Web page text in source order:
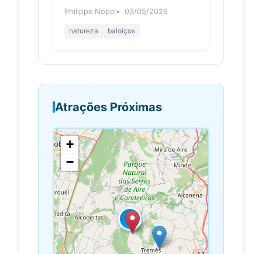
Philippe Nopel 03/05/2026
natureza baloiços
Atrações Próximas
5
+
−